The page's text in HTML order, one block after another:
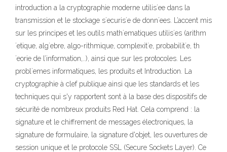
introduction a la cryptographie moderne utilis´ee dans la
transmission et le stockage s´ecuris´e de donn´ees. L’accent mis
sur les principes et les outils math´ematiques utilis´es (arithm
´etique, alg`ebre, algo-rithmique, complexit´e, probabilit´e, th
´eorie de l’information,..), ainsi que sur les protocoles. Les
probl`emes informatiques, les produits et Introduction. La
cryptographie à clef publique ainsi que les standards et les
techniques qui s'y rapportent sont à la base des dispositifs de
sécurité de nombreux produits Red Hat. Cela comprend : la
signature et le chiffrement de messages électroniques, la
signature de formulaire, la signature d'objet, les ouvertures de
session unique et le protocole SSL (Secure Sockets Layer). Ce